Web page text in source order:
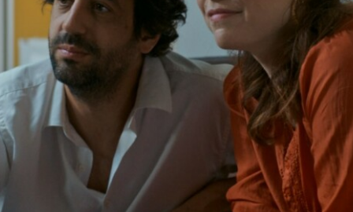
RÉSERVATION
PROGRAMME